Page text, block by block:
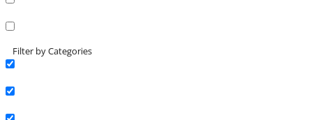
Filter by Categories